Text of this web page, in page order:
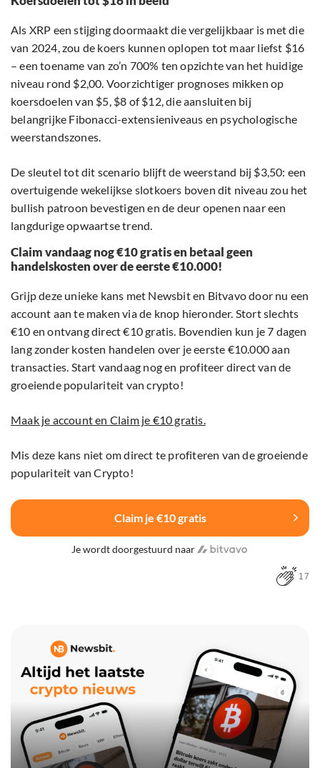
Als XRP een stijging doormaakt die vergelijkbaar is met die
van 2024, zou de koers kunnen oplopen tot maar liefst $16
– een toename van zo’n 700% ten opzichte van het huidige
niveau rond $2,00. Voorzichtiger prognoses mikken op
koersdoelen van $5, $8 of $12, die aansluiten bij
belangrijke Fibonacci-extensieniveaus en psychologische
weerstandszones.
De sleutel tot dit scenario blijft de weerstand bij $3,50: een
overtuigende wekelijkse slotkoers boven dit niveau zou het
bullish patroon bevestigen en de deur openen naar een
langdurige opwaartse trend.
Claim vandaag nog €10 gratis en betaal geen
handelskosten over de eerste €10.000!
Grijp deze unieke kans met Newsbit en Bitvavo door nu een
account aan te maken via de knop hieronder. Stort slechts
€10 en ontvang direct €10 gratis. Bovendien kun je 7 dagen
lang zonder kosten handelen over je eerste €10.000 aan
transacties. Start vandaag nog en profiteer direct van de
groeiende populariteit van crypto!
Maak je account en Claim je €10 gratis.
Mis deze kans niet om direct te profiteren van de groeiende
populariteit van Crypto!
Claim je €10 gratis
Je wordt doorgestuurd naar
17